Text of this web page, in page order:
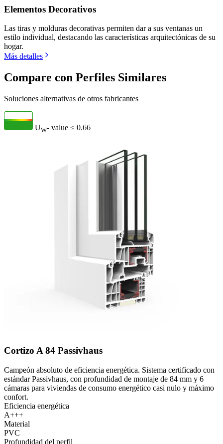
Elementos Decorativos
Las tiras y molduras decorativas permiten dar a sus ventanas un
estilo individual, destacando las características arquitectónicas de su
hogar.
Más detalles
Compare con Perfiles Similares
Soluciones alternativas de otros fabricantes
UW- value ≤ 0.66
Cortizo A 84 Passivhaus
Campeón absoluto de eficiencia energética. Sistema certificado con
estándar Passivhaus, con profundidad de montaje de 84 mm y 6
cámaras para viviendas de consumo energético casi nulo y máximo
confort.
Eficiencia energética
A+++
Material
PVC
Profundidad del perfil